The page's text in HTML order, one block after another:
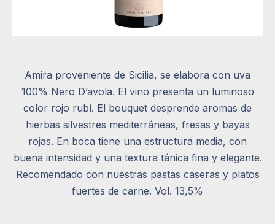
Amira proveniente de Sicilia, se elabora con uva
100% Nero D’avola. El vino presenta un luminoso
color rojo rubí. El bouquet desprende aromas de
hierbas silvestres mediterráneas, fresas y bayas
rojas. En boca tiene una estructura media, con
buena intensidad y una textura tánica fina y elegante.
Recomendado con nuestras pastas caseras y platos
fuertes de carne. Vol. 13,5%